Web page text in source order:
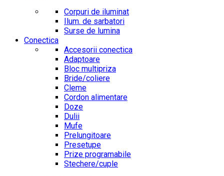
Corpuri de iluminat
Ilum. de sarbatori
Surse de lumina
Conectica
Accesorii conectica
Adaptoare
Bloc multipriza
Bride/coliere
Cleme
Cordon alimentare
Doze
Dulii
Mufe
Prelungitoare
Presetupe
Prize programabile
Stechere/cuple